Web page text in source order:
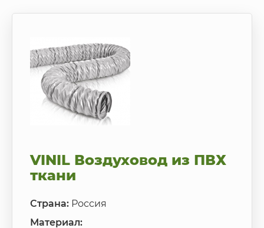
VINIL Воздуховод из ПВХ
ткани
Страна: Россия
Материал: